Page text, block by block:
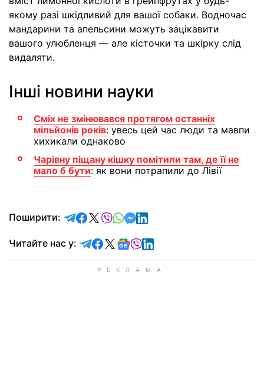
якому разі шкідливий для вашої собаки. Водночас
мандарини та апельсини можуть зацікавити
вашого улюбленця — але кісточки та шкірку слід
видаляти.
Інші новини науки
Сміх не змінювався протягом останніх
мільйонів років: увесь цей час люди та мавпи
хихикали однаково
Чарівну піщану кішку помітили там, де її не
мало б бути: як вони потрапили до Лівії
Поширити: відправити у Telegram
поділитись у Facebook
поділитись у X
відправити у Viber
відправити у Whatsapp
відправити у Messenger
відправити у LinkedIn
Читайте нас у: Читайте у Telegram
Читайте у Facebook
Читайте у X
Читайте у Google news
Читайте у Viber
Читайте у LinkedIn